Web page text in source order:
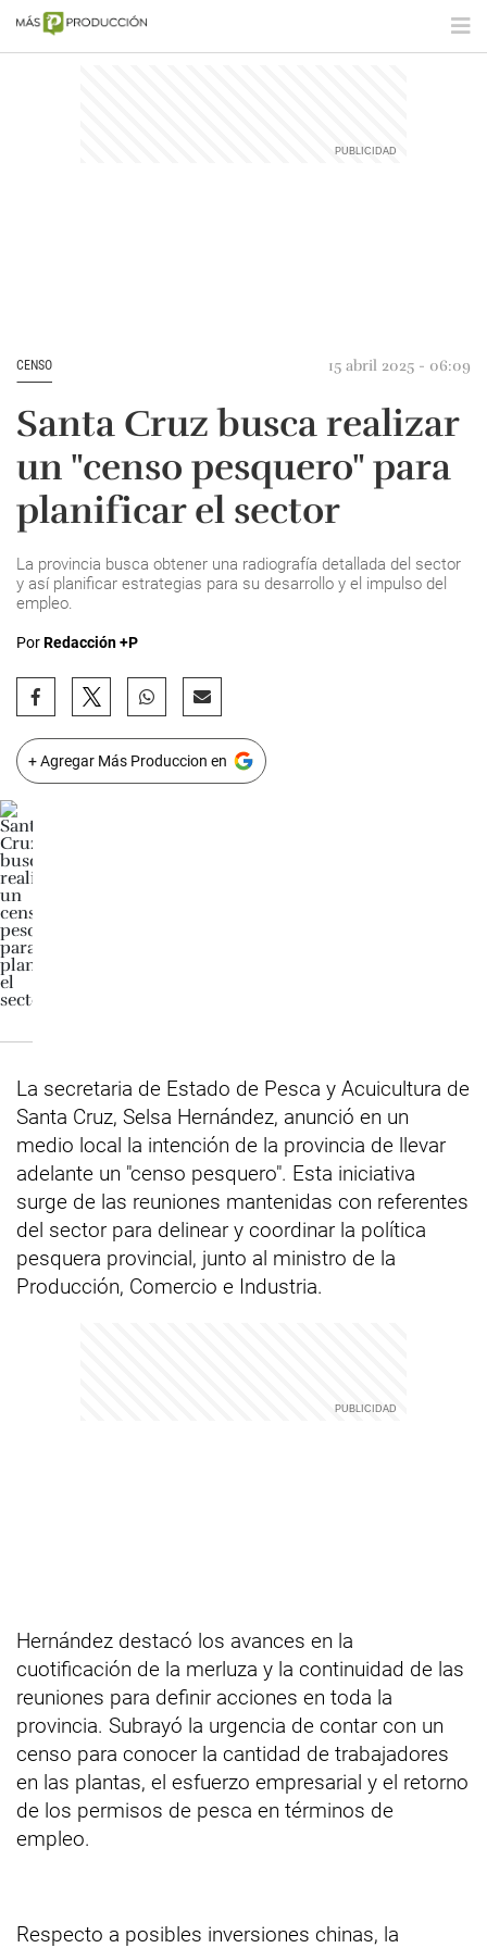
CENSO 15 abril 2025 - 06:09
Santa Cruz busca realizar
un "censo pesquero" para
planificar el sector
La provincia busca obtener una radiografía detallada del sector
y así planificar estrategias para su desarrollo y el impulso del
empleo.
PorRedacción +P
+ Agregar Más Produccion en
La secretaria de Estado de Pesca y Acuicultura de
Santa Cruz, Selsa Hernández, anunció en un
medio local la intención de la provincia de llevar
adelante un "censo pesquero". Esta iniciativa
surge de las reuniones mantenidas con referentes
del sector para delinear y coordinar la política
pesquera provincial, junto al ministro de la
Producción, Comercio e Industria.
Hernández destacó los avances en la
cuotificación de la merluza y la continuidad de las
reuniones para definir acciones en toda la
provincia. Subrayó la urgencia de contar con un
censo para conocer la cantidad de trabajadores
en las plantas, el esfuerzo empresarial y el retorno
de los permisos de pesca en términos de
empleo.
Respecto a posibles inversiones chinas, la